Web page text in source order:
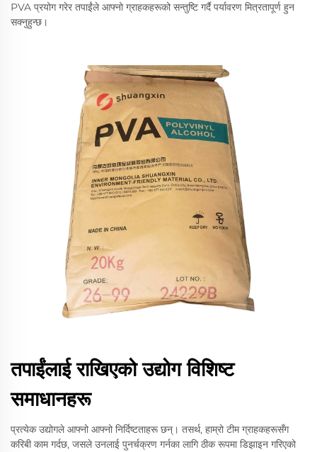
PVA प्रयोग गरेर तपाईंले आफ्नो ग्राहकहरूको सन्तुष्टि गर्दै पर्यावरण मित्रतापूर्ण हुन
सक्नुहुन्छ।
तपाईंलाई राखिएको उद्योग विशिष्ट
समाधानहरू
प्रत्येक उद्योगले आफ्नो आफ्नो निर्दिष्टताहरू छन्। तसर्थ, हाम्रो टीम ग्राहकहरूसँग
करिबी काम गर्दछ, जसले उनलाई पुनर्चक्रण गर्नका लागि ठीक रूपमा डिझाइन गरिएको